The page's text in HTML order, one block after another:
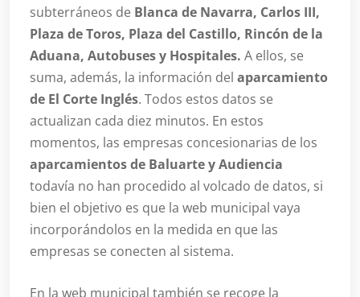
subterráneos de Blanca de Navarra, Carlos III,
Plaza de Toros, Plaza del Castillo, Rincón de la
Aduana, Autobuses y Hospitales. A ellos, se
suma, además, la información del aparcamiento
de El Corte Inglés. Todos estos datos se
actualizan cada diez minutos. En estos
momentos, las empresas concesionarias de los
aparcamientos de Baluarte y Audiencia
todavía no han procedido al volcado de datos, si
bien el objetivo es que la web municipal vaya
incorporándolos en la medida en que las
empresas se conecten al sistema.
En la web municipal también se recoge la